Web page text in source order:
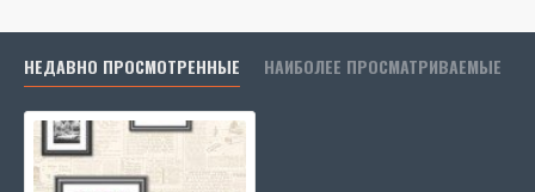
НЕДАВНО ПРОСМОТРЕННЫЕ НАИБОЛЕЕ ПРОСМАТРИВАЕМЫЕ